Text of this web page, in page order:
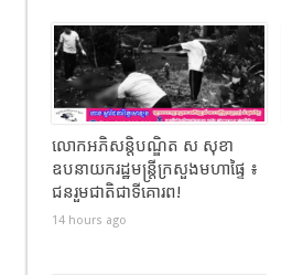
លោកអភិសន្តិបណ្ឌិត ស សុខា
ឧបនាយករដ្ឋមន្រ្តីក្រសួងមហាផ្ទៃ ៖
ជនរួមជាតិជាទីគោរព!
14 hours ago